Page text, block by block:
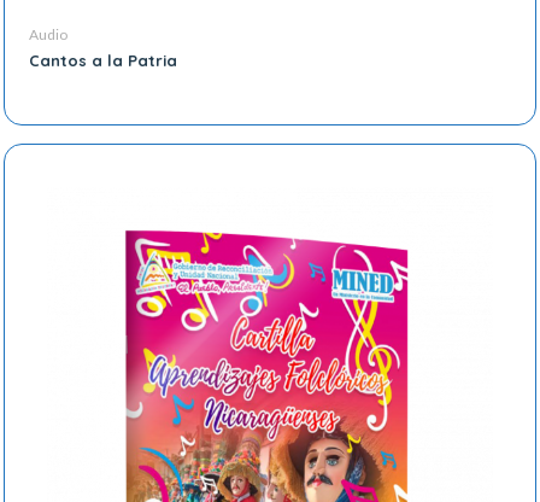
Audio
Cantos a la Patria